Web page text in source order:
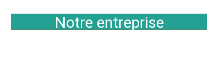
Notre entreprise